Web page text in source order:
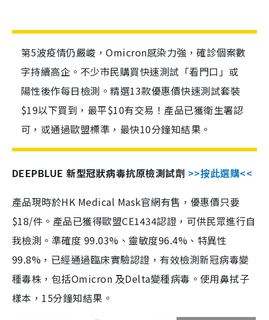
第5波疫情仍嚴峻，Omicron感染力強，確診個案數
字持續高企。不少市民購買快速測試「看門口」或
陽性後作每日檢測。精選13款優惠價快速測試套裝
$19以下買到，最平$10有交易！產品已獲衛生署認
可，或通過歐盟標準，最快10分鐘知結果。
DEEPBLUE 新型冠狀病毒抗原檢測試劑 >>按此選購<<
產品現時於HK Medical Mask官網有售，優惠價只要
$18/件。產品已獲得歐盟CE1434認證，可供民眾進行自
我檢測。準確度 99.03%、靈敏度96.4%、特異性
99.8%，已經通過臨床實驗認證，有效檢測新冠病毒變
種毒株，包括Omicron 及Delta變種病毒。使用鼻拭子
樣本，15分鐘知結果。